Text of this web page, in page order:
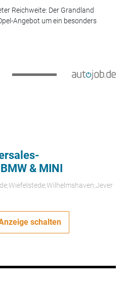
Reichweite: Der Grandland
Angebot um ein besonders
& MINI
schalten